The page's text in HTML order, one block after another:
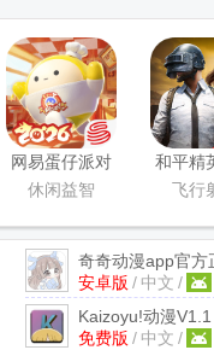
网易蛋仔派对
联机版
休闲益智
和平精
正
飞行
奇奇动漫app官方
安卓版 / 中文 /
Kaizoyu!动漫
免费版 / 中文 /